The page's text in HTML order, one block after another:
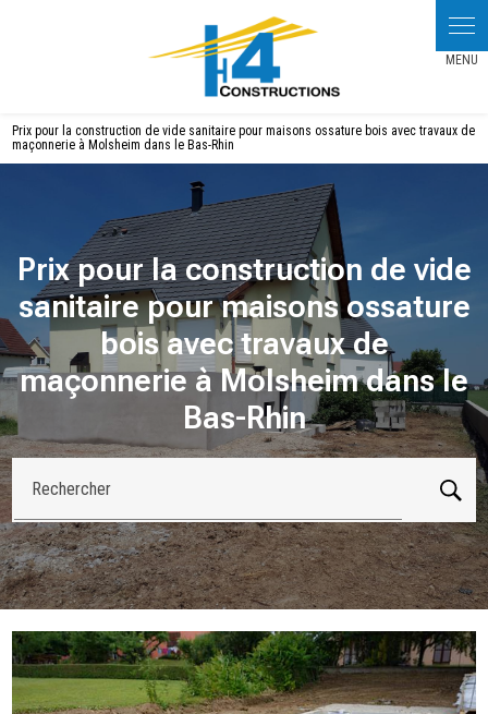
Prix pour la construction de vide sanitaire pour maisons ossature bois avec travaux de
maçonnerie à Molsheim dans le Bas-Rhin
Prix pour la construction de vide
sanitaire pour maisons ossature
bois avec travaux de
maçonnerie à Molsheim dans le
Bas-Rhin
Rechercher